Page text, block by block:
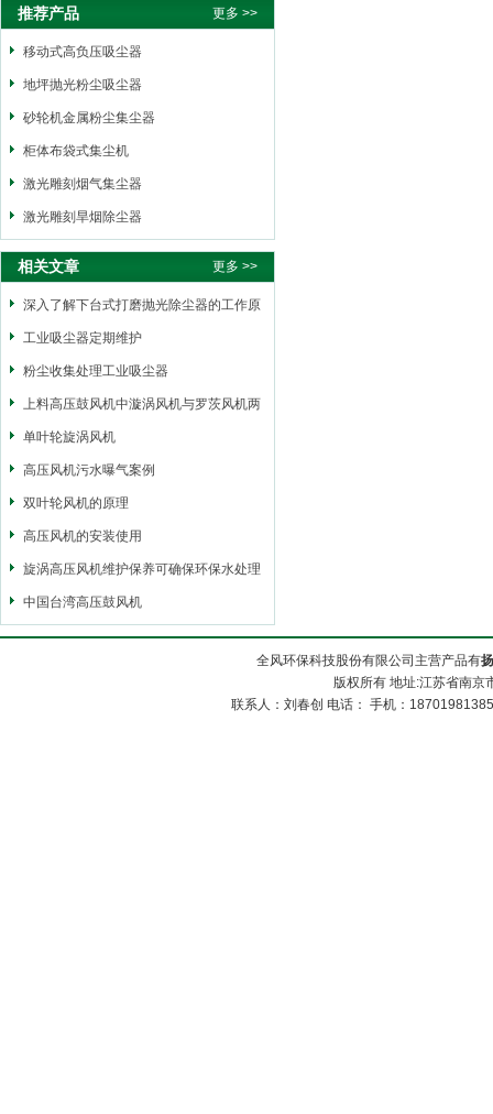
推荐产品 更多 >>
移动式高负压吸尘器
地坪抛光粉尘吸尘器
砂轮机金属粉尘集尘器
柜体布袋式集尘机
激光雕刻烟气集尘器
激光雕刻旱烟除尘器
相关文章 更多 >>
深入了解下台式打磨抛光除尘器的工作原
理
工业吸尘器定期维护
粉尘收集处理工业吸尘器
上料高压鼓风机中漩涡风机与罗茨风机两
者之间的区别
单叶轮旋涡风机
高压风机污水曝气案例
双叶轮风机的原理
高压风机的安装使用
旋涡高压风机维护保养可确保环保水处理
风机的正常运行
中国台湾高压鼓风机
全风环保科技股份有限公司主营产品有
版权所有 地址:江苏省南
联系人：刘春创 电话： 手机：